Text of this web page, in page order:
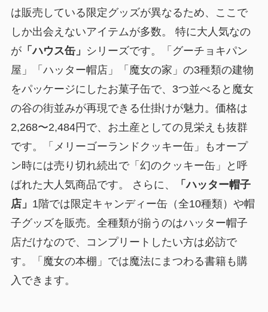
は販売している限定グッズが異なるため、ここで
しか出会えないアイテムが多数。 特に大人気なの
が「ハウス缶」 シリーズです。「グーチョキパン
屋」「ハッター帽店」「魔女の家」の3種類の建物
をパッケージにしたお菓子缶で、3つ並べると魔女
の谷の街並みが再現できる仕掛けが魅力。価格は
2,268〜2,484円で、お土産としての見栄えも抜群
です。「メリーゴーランドクッキー缶」もオープ
ン時には売り切れ続出で「幻のクッキー缶」と呼
ばれた大人気商品です。 さらに、
「ハッター帽子
店」 1階では限定キャンディー缶（全10種類）や帽
子グッズを販売。全種類が揃うのはハッター帽子
店だけなので、コンプリートしたい方は必訪で
す。「魔女の本棚」では魔法にまつわる書籍も購
入できます。